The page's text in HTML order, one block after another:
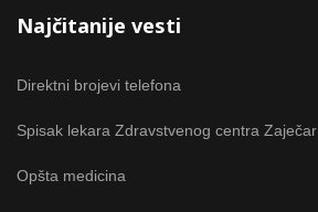
Najčitanije vesti
Direktni brojevi telefona
Spisak lekara Zdravstvenog centra Zaječar
Opšta medicina